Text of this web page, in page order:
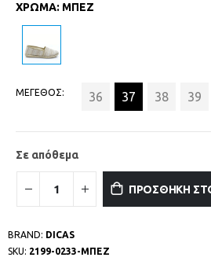
ΧΡΩΜΑ: ΜΠΕΖ
ΜΕΓΕΘΟΣ 36 37 38 39
Σε απόθεμα
ΠΡΟΣΘΗΚΗ
BRAND: DICAS
SKU: 2199-0233-ΜΠΕΖ